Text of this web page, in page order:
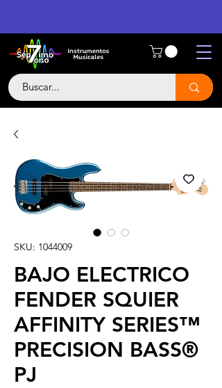
SKU: 1044009
BAJO ELECTRICO
FENDER SQUIER
AFFINITY SERIES™
PRECISION BASS®
PJ